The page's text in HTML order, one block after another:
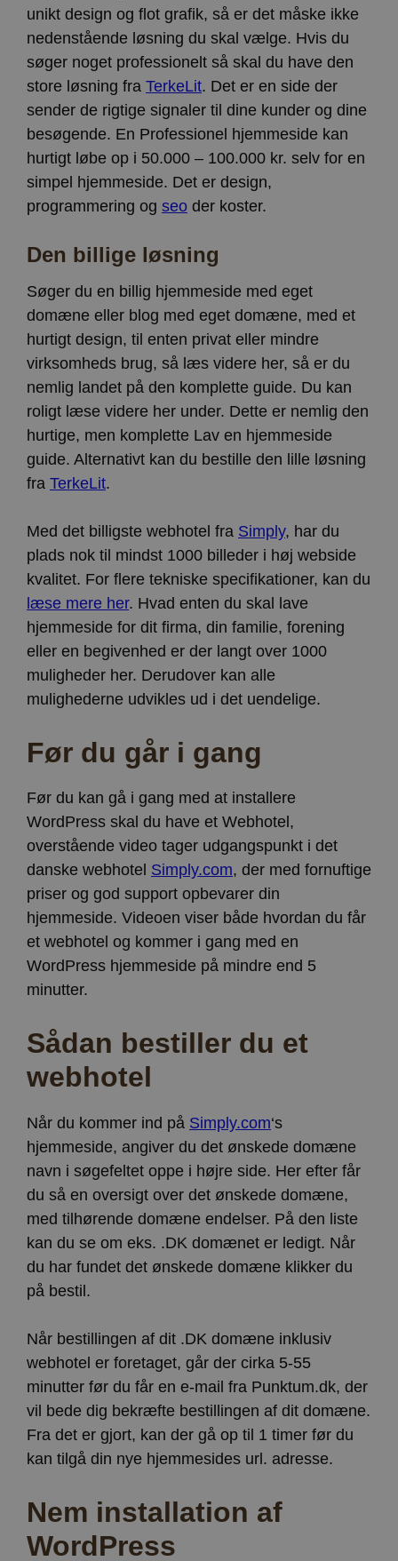
unikt design og flot grafik, så er det måske ikke
nedenstående løsning du skal vælge. Hvis du
søger noget professionelt så skal du have den
store løsning fra TerkeLit. Det er en side der
sender de rigtige signaler til dine kunder og dine
besøgende. En Professionel hjemmeside kan
hurtigt løbe op i 50.000 – 100.000 kr. selv for en
simpel hjemmeside. Det er design,
programmering og seo der koster.
Den billige løsning
Søger du en billig hjemmeside med eget
domæne eller blog med eget domæne, med et
hurtigt design, til enten privat eller mindre
virksomheds brug, så læs videre her, så er du
nemlig landet på den komplette guide. Du kan
roligt læse videre her under. Dette er nemlig den
hurtige, men komplette Lav en hjemmeside
guide. Alternativt kan du bestille den lille løsning
fra TerkeLit.
Med det billigste webhotel fra Simply, har du
plads nok til mindst 1000 billeder i høj webside
kvalitet. For flere tekniske specifikationer, kan du
læse mere her. Hvad enten du skal lave
hjemmeside for dit firma, din familie, forening
eller en begivenhed er der langt over 1000
muligheder her. Derudover kan alle
mulighederne udvikles ud i det uendelige.
Før du går i gang
Før du kan gå i gang med at installere
WordPress skal du have et Webhotel,
overstående video tager udgangspunkt i det
danske webhotel Simply.com, der med fornuftige
priser og god support opbevarer din
hjemmeside. Videoen viser både hvordan du får
et webhotel og kommer i gang med en
WordPress hjemmeside på mindre end 5
minutter.
Sådan bestiller du et
webhotel
Når du kommer ind på Simply.com‘s
hjemmeside, angiver du det ønskede domæne
navn i søgefeltet oppe i højre side. Her efter får
du så en oversigt over det ønskede domæne,
med tilhørende domæne endelser. På den liste
kan du se om eks. .DK domænet er ledigt. Når
du har fundet det ønskede domæne klikker du
på bestil.
Når bestillingen af dit .DK domæne inklusiv
webhotel er foretaget, går der cirka 5-55
minutter før du får en e-mail fra Punktum.dk, der
vil bede dig bekræfte bestillingen af dit domæne.
Fra det er gjort, kan der gå op til 1 timer før du
kan tilgå din nye hjemmesides url. adresse.
Nem installation af
WordPress